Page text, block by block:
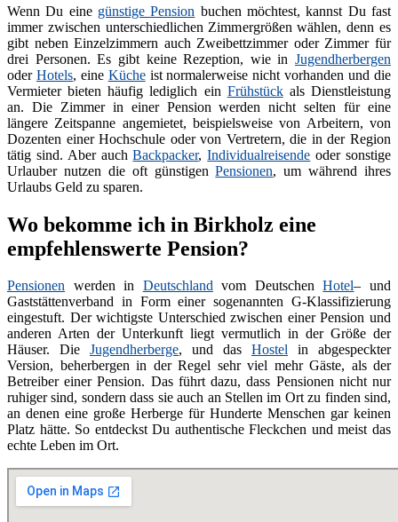
Wenn Du eine günstige Pension buchen möchtest, kannst Du fast
immer zwischen unterschiedlichen Zimmergrößen wählen, denn es
gibt neben Einzelzimmern auch Zweibettzimmer oder Zimmer für
drei Personen. Es gibt keine Rezeption, wie in Jugendherbergen
oder Hotels, eine Kücheist normalerweise nicht vorhanden und die
Vermieter bieten häufig lediglich ein Frühstückals Dienstleistung
an. Die Zimmer in einer Pension werden nicht selten für eine
längere Zeitspanne angemietet, beispielsweise von Arbeitern, von
Dozenten einer Hochschule oder von Vertretern, die in der Region
tätig sind. Aber auchBackpacker,Individualreisende oder sonstige
Urlauber nutzen die oft günstigenPensionen, um während ihres
Urlaubs Geld zu sparen.
Wo bekomme ich in Birkholz eine
empfehlenswerte Pension?
Pensionen werden in Deutschlandvom DeutschenHotel– und
Gaststättenverband in Form einer sogenannten G-Klassifizierung
eingestuft. Der wichtigste Unterschied zwischen einer Pension und
anderen Arten der Unterkunft liegt vermutlich in der Größe der
Häuser. Die Jugendherberge, und das Hostel in abgespeckter
Version, beherbergen in der Regel sehr viel mehr Gäste, als der
Betreiber einer Pension. Das führt dazu, dass Pensionen nicht nur
ruhiger sind, sondern dass sie auch an Stellen im Ort zu finden sind,
an denen eine große Herberge für Hunderte Menschen gar keinen
Platz hätte. So entdeckst Du authentische Fleckchen und meist das
echte Leben im Ort.